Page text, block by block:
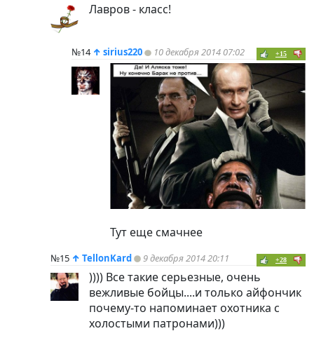
Лавров - класс!
№14 ↑ sirius220 10 декабря 2014 07:02 +15
Тут еще смачнее
№15 ↑ TellonKard 9 декабря 2014 20:11 +28
)))) Все такие серьезные, очень
вежливые бойцы....и только айфончик
почему-то напоминает охотника с
холостыми патронами)))